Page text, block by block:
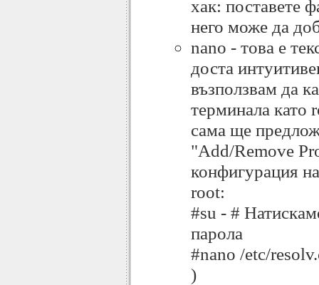
хак: поставете
него може да
nano - това е
доста
възползвам да
терминала като
сама ще
"Add/Remove
конфигурация
root:
#su - #
парола
#nano /etc/
)